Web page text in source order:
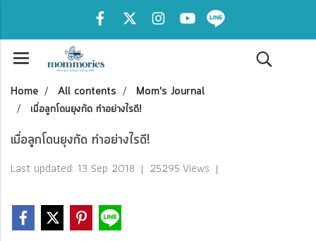
Home All contents
Mom's Journal
เมื่อลูกโดนยุงกัด ทำอย่างไรดี!
เมื่อลูกโดนยุงกัด ทำอย่างไรดี!
Last updated: 13 Sep 2018 | 25295 Views |